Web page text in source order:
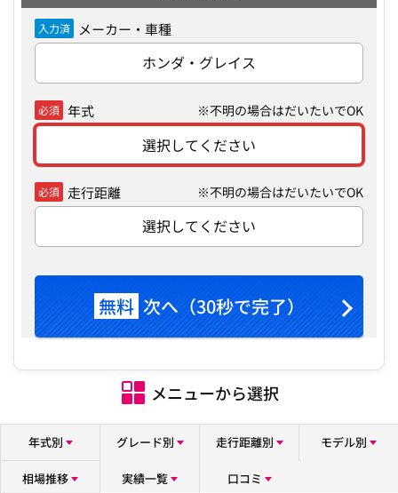
入力済 メーカー・車種
ホンダ・グレイス
必須 年式 ※不明の場合はだいたいでOK
選択してください
必須 走行距離 ※不明の場合はだいたいでOK
選択してください
無料 次へ（30秒で完了）
メニューから選択
年式別 グレード別 走行距離別 モデル別
相場推移 実績一覧 口コミ